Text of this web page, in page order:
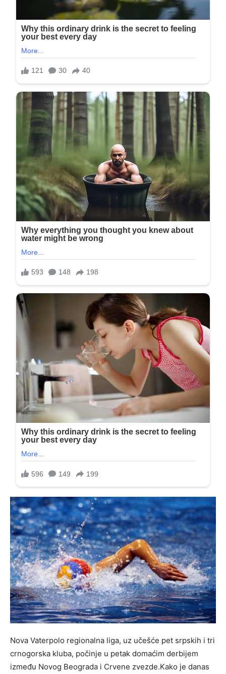
Nova Vaterpolo regionalna liga, uz učešće pet srpskih i tri
crnogorska kluba, počinje u petak domaćim derbijem
između Novog Beograda i Crvene zvezde.Kako je danas